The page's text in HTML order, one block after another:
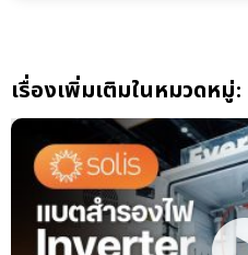
เรื่องเพิ่มเติมในหมวดหมู่: